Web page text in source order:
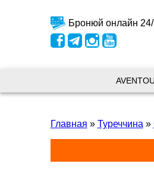
Бронюй онлайн
Главная » Туреччина »